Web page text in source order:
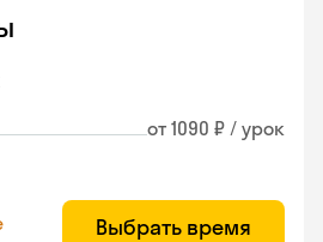
от 1090 ₽ / урок
Выбрать время